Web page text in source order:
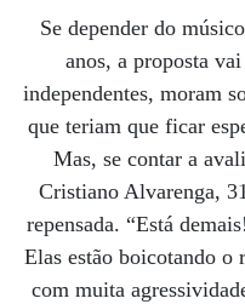
Se depender do
anos, a proposta
independentes, moram
que teriam que ficar
Mas, se contar a
Cristiano Alvarenga,
repensada. “Está
Elas estão boicotando o
com muita